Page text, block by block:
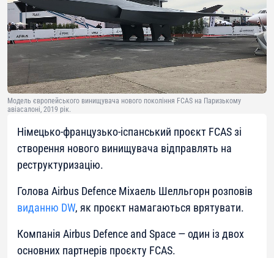
Модель європейського винищувача нового покоління FCAS ​​на Паризькому
авіасалоні, 2019 рік.
Німецько-французько-іспанський проєкт FCAS зі
створення нового винищувача відправлять на
реструктуризацію.
Голова Airbus Defence Міхаель Шелльгорн розповів
виданню DW, як проєкт намагаються врятувати.
Компанія Airbus Defence and Space — один із двох
основних партнерів проєкту FCAS.